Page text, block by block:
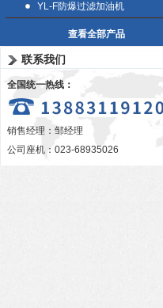
YL-F防爆过滤加油机
查看全部产品
联系我们
全国统一热线：
销售经理：邹经理
公司座机：023-68935026